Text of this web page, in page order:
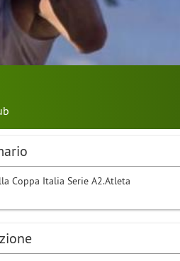
Coppa Italia Serie A2.Atleta